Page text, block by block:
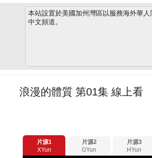
本站設置於美國加州灣區以服務海外華
中文頻道。
浪漫的體質 第01集 線上看
片源1
XYun
片源2
GYun
片源3
HYun